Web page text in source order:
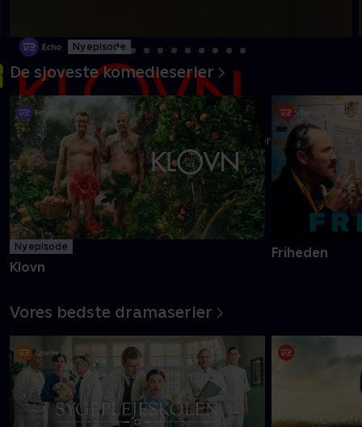
Ny episode
Danmarks pinligste makkerpar Frank og Casper navigerer livet
med tvivlsom succes
Mere info
De sjoveste komedieserier
Ny episode
Klovn
Friheden
Vores bedste dramaserier